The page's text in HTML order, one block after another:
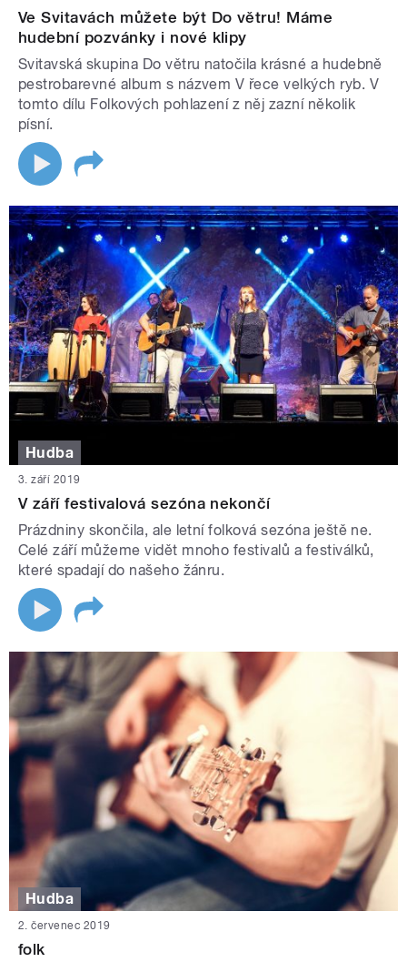
Ve Svitavách můžete být Do větru! Máme
hudební pozvánky i nové klipy
Svitavská skupina Do větru natočila krásné a hudebně
pestrobarevné album s názvem V řece velkých ryb. V
tomto dílu Folkových pohlazení z něj zazní několik
písní.
Hudba
3. září 2019
V září festivalová sezóna nekončí
Prázdniny skončila, ale letní folková sezóna ještě ne.
Celé září můžeme vidět mnoho festivalů a festiválků,
které spadají do našeho žánru.
Hudba
2. červenec 2019
folk